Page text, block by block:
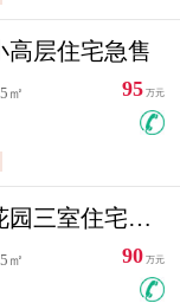
高层住宅急售
㎡
95 万元
福海路 澳城苑 送花园三室住宅急售
㎡
90 万元